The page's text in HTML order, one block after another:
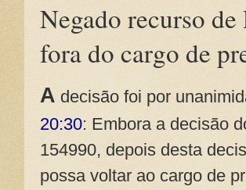
Negado recurso
fora do cargo de
A decisão foi por
20:30: Embora a decisão
154990, depois desta
possa voltar ao cargo de